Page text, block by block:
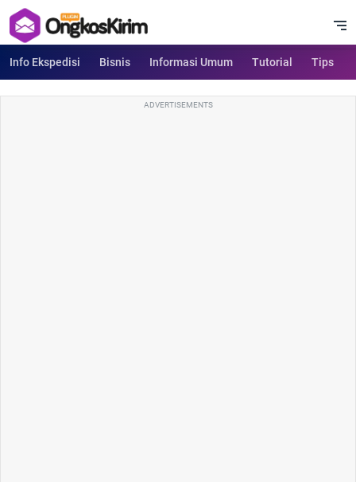
Info Ekspedisi Bisnis Informasi Umum Tutorial Tips
ADVERTISEMENTS